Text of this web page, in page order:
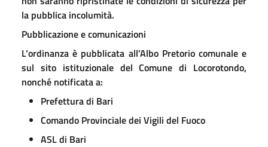
la pubblica incolumità.
Pubblicazione e comunicazioni
L’ordinanza è pubblicata all’Albo Pretorio comunale e
sul sito istituzionale del Comune di Locorotondo,
nonché notificata a:
Prefettura di Bari
Comando Provinciale dei Vigili del Fuoco
ASL di Bari